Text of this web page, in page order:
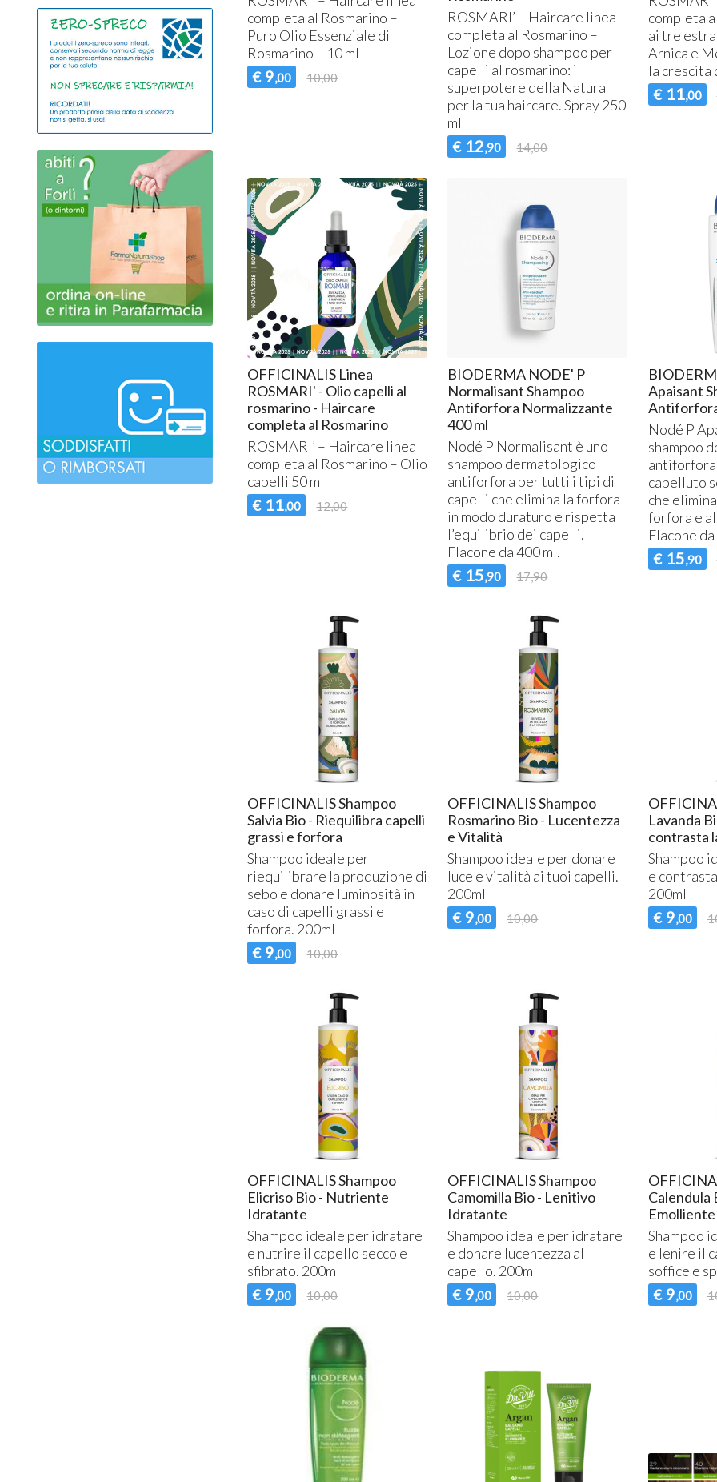
completa al Rosmarino –
Puro Olio Essenziale di
Rosmarino – 10 ml
€ 9,00 10,00
ROSMARI’ – Haircare linea
completa al Rosmarino –
Lozione dopo shampoo per
capelli al rosmarino: il
superpotere della Natura
per la tua haircare. Spray 250
ml
€ 12,90 14,00
completa
ai tre
Arnica e
la crescita
€ 11,00
OFFICINALIS Linea
ROSMARI' - Olio capelli al
rosmarino - Haircare
completa al Rosmarino
ROSMARI’ – Haircare linea
completa al Rosmarino – Olio
capelli 50 ml
€ 11,00 12,00
BIODERMA NODE' P
Normalisant Shampoo
Antiforfora Normalizzante
400 ml
Nodé P Normalisant è uno
shampoo dermatologico
antiforfora per tutti i tipi di
capelli che elimina la forfora
in modo duraturo e rispetta
l’equilibrio dei capelli.
Flacone da 400 ml.
€ 15,90 17,90
Apaisant
​Nodé P
shampoo
capelluto
che
forfora e
Flacone
€ 15,90
OFFICINALIS Shampoo
Salvia Bio - Riequilibra capelli
grassi e forfora
Shampoo ideale per
riequilibrare la produzione di
sebo e donare luminosità in
caso di capelli grassi e
forfora. 200ml
€ 9,00 10,00
OFFICINALIS Shampoo
Rosmarino Bio - Lucentezza
e Vitalità
Shampoo ideale per donare
luce e vitalità ai tuoi capelli.
200ml
€ 9,00 10,00
Lavanda
contrasta
Shampoo
e
200ml
€ 9,00
OFFICINALIS Shampoo
Elicriso Bio - Nutriente
Idratante
Shampoo ideale per idratare
e nutrire il capello secco e
sfibrato. 200ml
€ 9,00 10,00
OFFICINALIS Shampoo
Camomilla Bio - Lenitivo
Idratante
Shampoo ideale per idratare
e donare lucentezza al
capello. 200ml
€ 9,00 10,00
Calendula
Emolliente
Shampoo
e lenire il
soffice e
€ 9,00
CURARSI CON I FUNGHI: IL
REISHI o GANODERMA
LUCIDUM
15-07-2017
Il Reishi o Ganoderma lucidum
è un fungo medicinale orientale
tra i più apprezzati al mondo per